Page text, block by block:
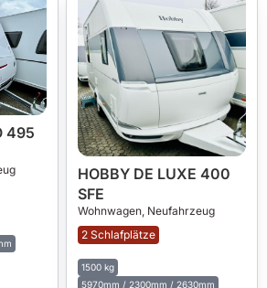
495
HOBBY DE LUXE 400
SFE
Wohnwagen, Neufahrzeug
2 Schlafplätze
1500 kg
5970mm / 2300mm / 2630mm